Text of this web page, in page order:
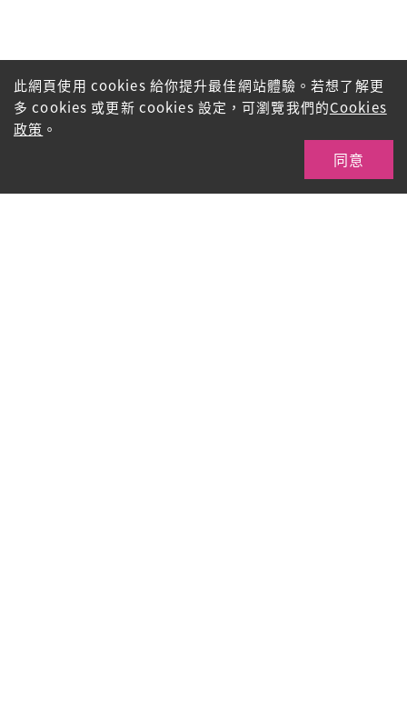
此網頁使用 cookies 給你提升最佳網站體驗。若想了解更
多 cookies 或更新 cookies 設定，可瀏覽我們的Cookies
政策 。
同意